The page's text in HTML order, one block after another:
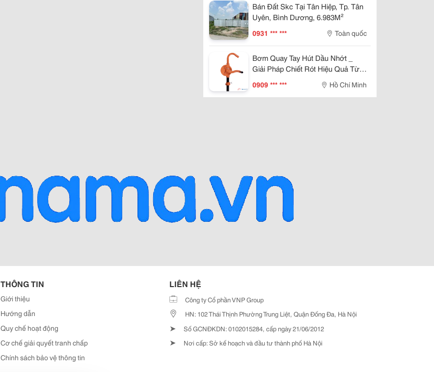
Bán Đất Skc Tại Tân Hiệp, Tp. Tân
Uyên, Bình Dương, 6.983M²
0931 *** *** Toàn quốc
Bơm Quay Tay Hút Dầu Nhớt _
Giải Pháp Chiết Rót Hiệu Quả Từ
0909 *** *** Hồ Chí Minh
THÔNG TIN
Giới thiệu
Hướng dẫn
Quy chế hoạt động
Cơ chế giải quyết tranh chấp
Chính sách bảo vệ thông tin
LIÊN HỆ
Công ty Cổ phần VNP Group
HN: 102 Thái Thịnh Phường Trung Liệt, Quận Đống Đa, Hà Nội
➤ Số GCNĐKDN: 0102015284, cấp ngày 21/06/2012
➤ Nơi cấp: Sở kế hoạch và đầu tư thành phố Hà Nội